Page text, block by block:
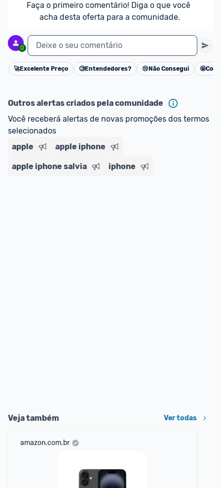
Faça o primeiro comentário! Diga o que você
acha desta oferta para a comunidade.
0 Deixe o seu comentário
Cancelar
🚀Excelente Preço 🧐Entendedores? 😢 Não Consegui 🤩
Outros alertas criados pela comunidade
Você receberá alertas de novas promoções dos termos
selecionados
apple
apple iphone
apple iphone salvia iphone
Veja também Ver todas
amazon.com.br